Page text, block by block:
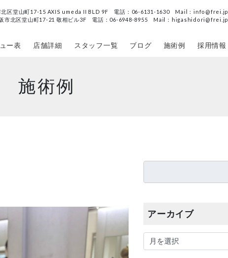
北区堂山町17-15 AXIS umeda II BLD 9F 電話：06-6131-1630 Mail：info@frei.jp
阪市北区堂山町17-21 敬相ビル3F 電話：06-6948-8955 Mail：higashidori@frei.jp
ー表 店舗詳細 スタッフ一覧 ブログ 施術例 採用情報
施術例
アーカイブ
ー